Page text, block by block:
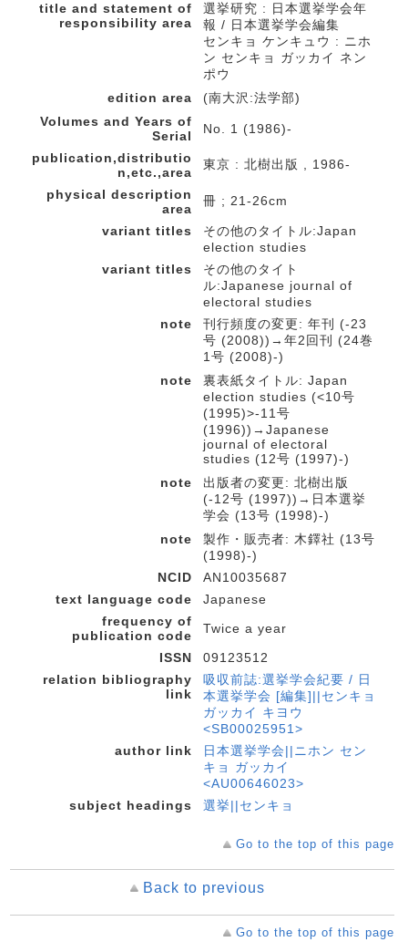
title and statement of
responsibility area
選挙研究 : 日本選挙学会年
報 / 日本選挙学会編集
センキョ ケンキュウ : ニホ
ン センキョ ガッカイ ネン
ポウ
edition area
(南大沢:法学部)
Volumes and Years of
Serial
No. 1 (1986)-
publication,distributio
n,etc.,area
東京 : 北樹出版 , 1986-
physical description
area
冊 ; 21-26cm
variant titles
その他のタイトル:Japan
election studies
variant titles
その他のタイト
ル:Japanese journal of
electoral studies
note
刊行頻度の変更: 年刊 (-23
号 (2008))→年2回刊 (24巻
1号 (2008)-)
note
裏表紙タイトル: Japan
election studies (<10号
(1995)>-11号
(1996))→Japanese
journal of electoral
studies (12号 (1997)-)
note
出版者の変更: 北樹出版
(-12号 (1997))→日本選挙
学会 (13号 (1998)-)
note
製作・販売者: 木鐸社 (13号
(1998)-)
NCID
AN10035687
text language code
Japanese
frequency of
publication code
Twice a year
ISSN
09123512
relation bibliography
link
吸収前誌:選挙学会紀要 / 日
本選挙学会 [編集]||センキョ
ガッカイ キヨウ
<SB00025951>
author link
日本選挙学会||ニホン セン
キョ ガッカイ
<AU00646023>
subject headings
選挙||センキョ
Go to the top of this page
Back to previous
Go to the top of this page